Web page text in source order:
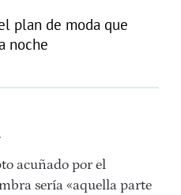
plan de moda que
noche
acuñado por el
sería «aquella parte